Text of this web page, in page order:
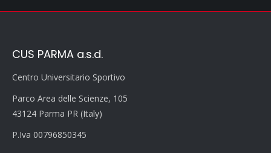
CUS PARMA a.s.d.
Centro Universitario Sportivo
Parco Area delle Scienze, 105
43124 Parma PR (Italy)
P.Iva 00796850345